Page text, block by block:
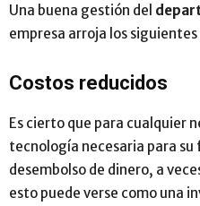
Una buena gestión del
empresa arroja los
Costos reducidos
Es cierto que para cualquier
tecnología necesaria para
desembolso de dinero, a
esto puede verse como una